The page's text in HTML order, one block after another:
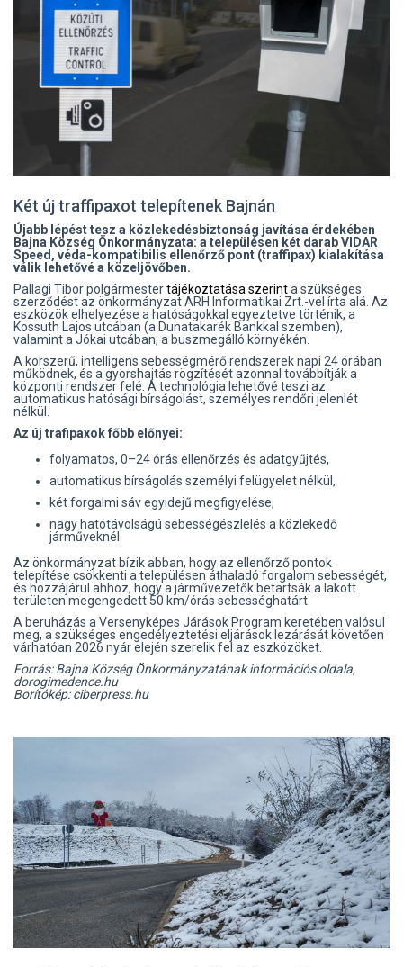
Két új traffipaxot telepítenek Bajnán
Újabb lépést tesz a közlekedésbiztonság javítása érdekében
Bajna Község Önkormányzata: a településen két darab VIDAR
Speed, véda-kompatibilis ellenőrző pont (traffipax) kialakítása
válik lehetővé a közeljövőben.
Pallagi Tibor polgármestertájékoztatása szerinta szükséges
szerződést az önkormányzat ARH Informatikai Zrt.-vel írta alá. Az
eszközök elhelyezése a hatóságokkal egyeztetve történik, a
Kossuth Lajos utcában (a Dunatakarék Bankkal szemben),
valamint a Jókai utcában, a buszmegálló környékén.
A korszerű, intelligens sebességmérő rendszerek napi 24 órában
működnek, és a gyorshajtás rögzítését azonnal továbbítják a
központi rendszer felé. A technológia lehetővé teszi az
automatikus hatósági bírságolást, személyes rendőri jelenlét
nélkül.
Az új trafipaxok főbb előnyei:
folyamatos, 0–24 órás ellenőrzés és adatgyűjtés,
automatikus bírságolás személyi felügyelet nélkül,
két forgalmi sáv egyidejű megfigyelése,
nagy hatótávolságú sebességészlelés a közlekedő
járműveknél.
Az önkormányzat bízik abban, hogy az ellenőrző pontok
telepítése csökkenti a településen áthaladó forgalom sebességét,
és hozzájárul ahhoz, hogy a járművezetők betartsák a lakott
területen megengedett 50 km/órás sebességhatárt.
A beruházás a Versenyképes Járások Program keretében valósul
meg, a szükséges engedélyeztetési eljárások lezárását követően
várhatóan 2026 nyár elején szerelik fel az eszközöket.
Forrás: Bajna Község Önkormányzatának információs oldala,
dorogimedence.hu
Borítókép: ciberpress.hu